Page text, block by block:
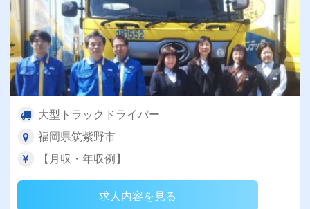
大型トラックドライバー
福岡県筑紫野市
【月収・年収例】
求人内容を見る